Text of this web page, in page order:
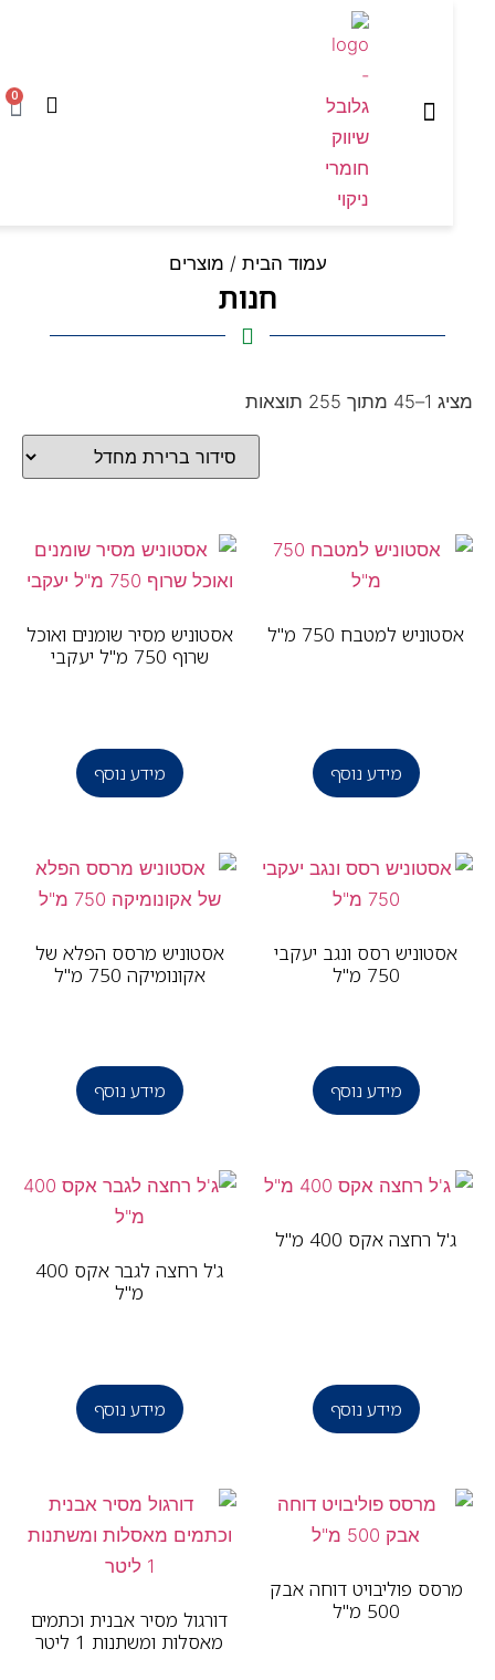
0
עמוד הבית / מוצרים
חנות
למטבח 750 מ"ל
מידע נוסף
אסטוניש מסיר שומנים ואוכל
מידע נוסף
רסס ונגב יעקבי
מידע נוסף
אסטוניש מרסס הפלא של
אקונומיקה 750 מ"ל
מידע נוסף
רחצה אקס 400 מ"ל
מידע נוסף
ג'ל רחצה לגבר אקס 400
מידע נוסף
פוליבויט דוחה אבק
דורגול מסיר אבנית וכתמים
מאסלות ומשתנות 1 ליטר